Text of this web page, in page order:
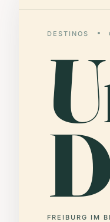
DESTINOS
FREIBURG IM